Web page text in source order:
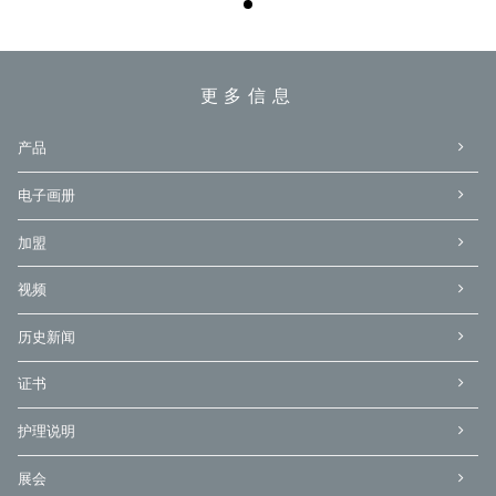
更多信息
产品
电子画册
加盟
视频
历史新闻
证书
护理说明
展会